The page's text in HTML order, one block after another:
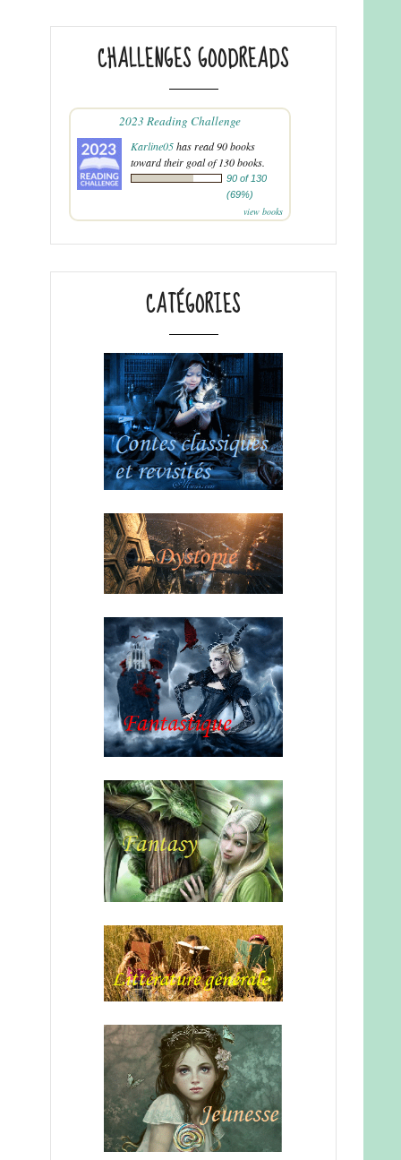
CHALLENGES GOODREADS
2023 Reading Challenge
Karline05has read 90 books
toward their goal of 130 books.
90 of 130
(69%)
view books
CATÉGORIES